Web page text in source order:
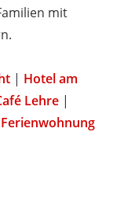
mit
| Hotel am
Lehre |
Ferienwohnung